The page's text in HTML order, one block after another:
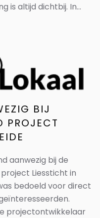
is altijd dichtbij. In...
BIJ
PROJECT
aanwezig bij de
Liessticht in
bedoeld voor direct
projectontwikkelaar